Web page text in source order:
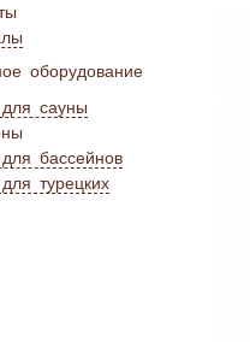
оборудование
сауны
бассейнов
турецких